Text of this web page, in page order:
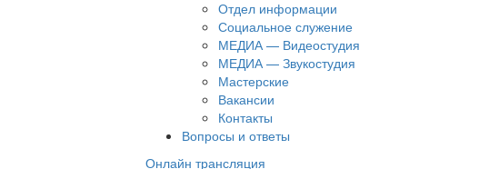
Отдел информации
Социальное служение
МЕДИА — Видеостудия
МЕДИА — Звукостудия
Мастерские
Вакансии
Контакты
Вопросы и ответы
Онлайн трансляция